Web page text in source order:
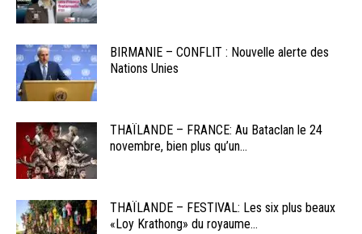
BIRMANIE – CONFLIT : Nouvelle alerte des
Nations Unies
THAÏLANDE – FRANCE: Au Bataclan le 24
novembre, bien plus qu’un...
THAÏLANDE – FESTIVAL: Les six plus beaux
«Loy Krathong» du royaume...